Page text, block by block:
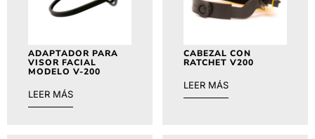
ADAPTADOR PARA
VISOR FACIAL
MODELO V-200
LEER MÁS
CABEZAL CON
RATCHET V200
LEER MÁS